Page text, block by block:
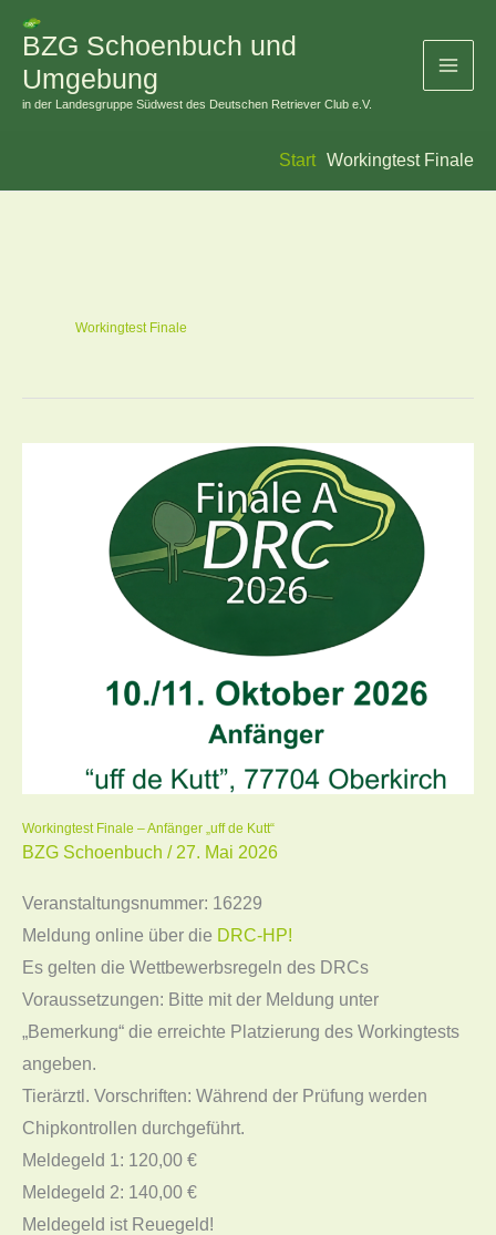
Zum
Inhalt
springen
BZG Schoenbuch und
Umgebung
in der Landesgruppe Südwest des Deutschen Retriever Club e.V.
Start Workingtest Finale
Workingtest Finale
Workingtest Finale – Anfänger „uff de Kutt“
BZG Schoenbuch / 27. Mai 2026
Veranstaltungsnummer: 16229
Meldung online über die DRC-HP!
Es gelten die Wettbewerbsregeln des DRCs
Voraussetzungen: Bitte mit der Meldung unter
„Bemerkung“ die erreichte Platzierung des Workingtests
angeben.
Tierärztl. Vorschriften: Während der Prüfung werden
Chipkontrollen durchgeführt.
Meldegeld 1: 120,00 €
Meldegeld 2: 140,00 €
Meldegeld ist Reuegeld!